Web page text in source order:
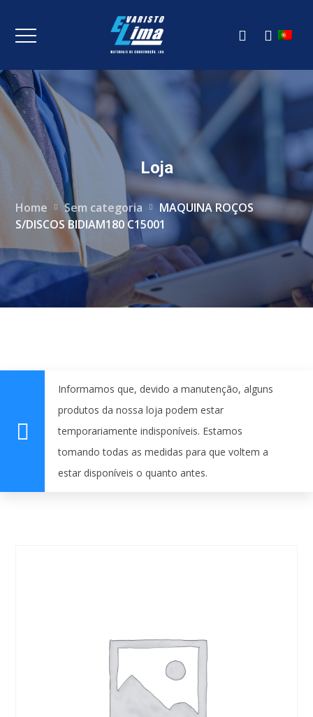
Loja
Home Sem categoria
MAQUINA ROÇOS
S/DISCOS BIDIAM180 C15001
Informamos que, devido a manutenção, alguns
produtos da nossa loja podem estar
temporariamente indisponíveis. Estamos
tomando todas as medidas para que voltem a
estar disponíveis o quanto antes.